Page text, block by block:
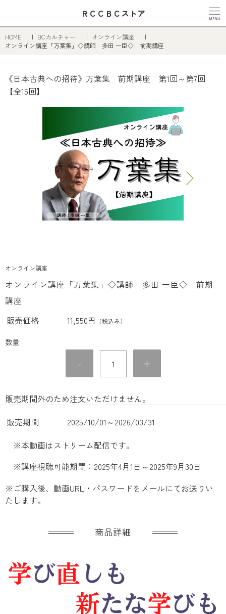
ＲＣＣＢＣストア
HOME BCカルチャー
オンライン講座
オンライン講座「万葉集」◇講師 多田 一臣◇ 前期講座
《日本古典への招待》万葉集 前期講座 第1回～第7回
【全15回】
オンライン講座
オンライン講座「万葉集」◇講師 多田 一臣◇ 前期
講座
販売価格
11,550円 （税込み）
数量
- +
販売期間外のため注文いただけません。
販売期間
2025/10/01～2026/03/31
※本動画はストリーム配信です。
※講座視聴可能期間：2025年4月1日～2025年9月30日
※ご購入後、動画URL・パスワードをメールにてお送りい
たします。
商品詳細